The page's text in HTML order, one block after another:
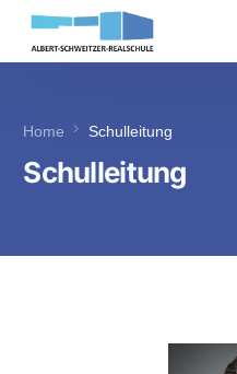
Home Schulleitung
Schulleitung